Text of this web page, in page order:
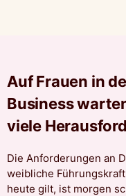
Auf Frauen in
Business
viele
Die Anforderungen an
weibliche
heute gilt, ist morgen